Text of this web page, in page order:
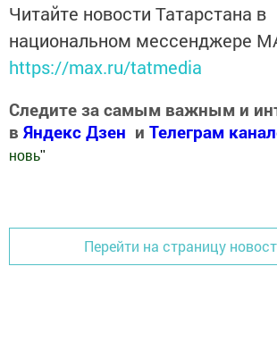
Читайте новости Татарстана в
национальном мессенджере
https://max.ru/tatmedia
Следите за самым важным и
в Яндекс Дзен и Телеграм
новь"
Перейти на страницу